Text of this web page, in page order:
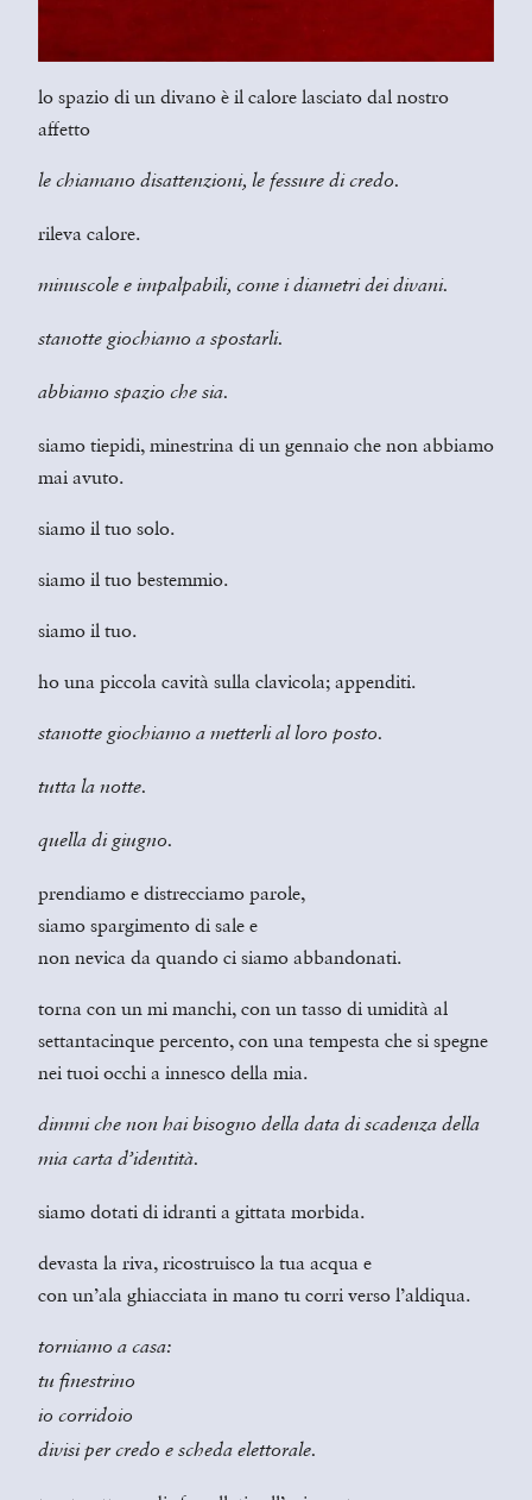
lo spazio di un divano è il calore lasciato dal nostro
affetto
le chiamano disattenzioni, le fessure di credo.
rileva calore.
minuscole e impalpabili, come i diametri dei divani.
stanotte giochiamo a spostarli.
abbiamo spazio che sia.
siamo tiepidi, minestrina di un gennaio che non abbiamo
mai avuto.
siamo il tuo solo.
siamo il tuo bestemmio.
siamo il tuo.
ho una piccola cavità sulla clavicola; appenditi.
stanotte giochiamo a metterli al loro posto.
tutta la notte.
quella di giugno.
prendiamo e distrecciamo parole,
siamo spargimento di sale e
non nevica da quando ci siamo abbandonati.
torna con un mi manchi, con un tasso di umidità al
settantacinque percento, con una tempesta che si spegne
nei tuoi occhi a innesco della mia.
dimmi che non hai bisogno della data di scadenza della
mia carta d’identità.
siamo dotati di idranti a gittata morbida.
devasta la riva, ricostruisco la tua acqua e
con un’ala ghiacciata in mano tu corri verso l’aldiqua.
torniamo a casa:
tu finestrino
io corridoio
divisi per credo e scheda elettorale.